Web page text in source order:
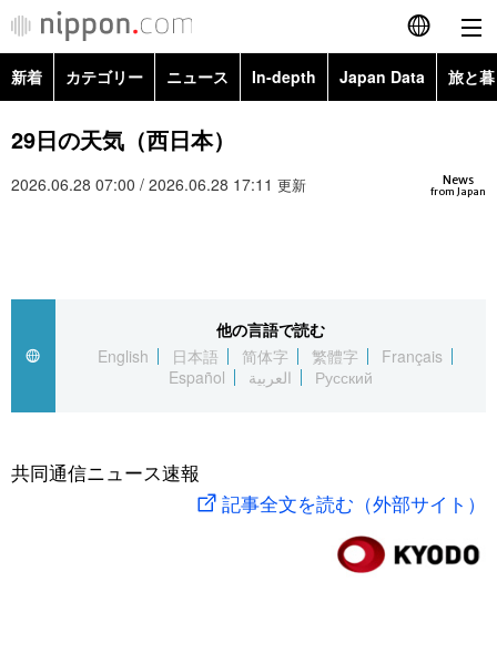
English
العربية
社会
旅と暮らし
新着 カテゴリー ニュース In-depth Japan Data 旅と
政治・外交
経済・ビジネス
社会
文化
科学・技術
暮らし
Images
お知らせ
29日の天気（西日本）
News
from Japan
2026.06.28 07:00 / 2026.06.28 17:11 更新
他の言語で読む
English
日本語 简体字 繁體字
Français
Español
العربية Русский
共同通信ニュース速報
記事全文を読む（外部サイト）